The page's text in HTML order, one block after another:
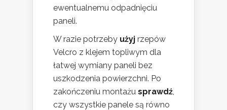
ewentualnemu odpadnięciu
paneli.
W razie potrzeby użyj rzepów
Velcro z klejem topliwym dla
łatwej wymiany paneli bez
uszkodzenia powierzchni. Po
zakończeniu montażu sprawdź,
czy wszystkie panele są równo